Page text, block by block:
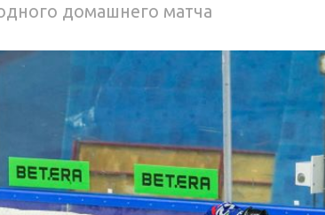
домашнего матча